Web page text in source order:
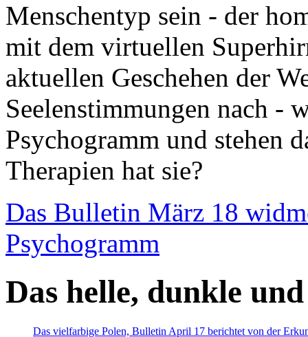
Menschentyp sein - der
mit dem virtuellen
aktuellen Geschehen der
Seelenstimmungen nach -
Psychogramm und stehen
Therapien hat sie?
Das Bulletin März 18
Psychogramm
Das helle, dunkle
Das vielfarbige Polen, Bulletin April 17 berichtet von der